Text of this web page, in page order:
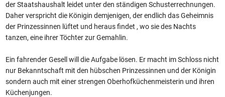
der Staatshaushalt leidet unter den ständigen Schusterrechnungen.
Daher verspricht die Königin demjenigen, der endlich das Geheimnis
der Prinzessinnen lüftet und heraus findet , wo sie des Nachts
tanzen, eine ihrer Töchter zur Gemahlin.
Ein fahrender Gesell will die Aufgabe lösen. Er macht im Schloss nicht
nur Bekanntschaft mit den hübschen Prinzessinnen und der Königin
sondern auch mit einer strengen Oberhofküchenmeisterin und ihren
Küchenjungen.